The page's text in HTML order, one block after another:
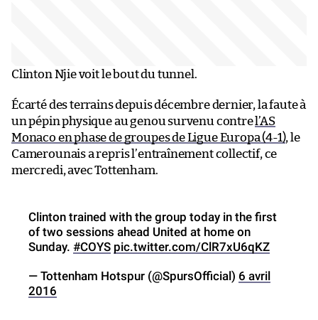
Clinton Njie voit le bout du tunnel.
Écarté des terrains depuis décembre dernier, la faute à
un pépin physique au genou survenu contrel’AS
Monaco en phase de groupes de Ligue Europa (4-1), le
Camerounais a repris l’entraînement collectif, ce
mercredi, avec Tottenham.
Clinton trained with the group today in the first
of two sessions ahead United at home on
Sunday. #COYS pic.twitter.com/ClR7xU6qKZ
— Tottenham Hotspur (@SpursOfficial) 6 avril
2016